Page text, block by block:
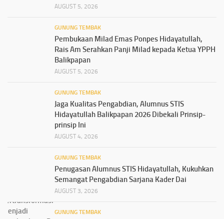
AUGUST 5, 2026
GUNUNG TEMBAK
Pembukaan Milad Emas Ponpes Hidayatullah,
Rais Am Serahkan Panji Milad kepada Ketua YPPH
Balikpapan
AUGUST 5, 2026
GUNUNG TEMBAK
Jaga Kualitas Pengabdian, Alumnus STIS
Hidayatullah Balikpapan 2026 Dibekali Prinsip-
prinsip Ini
AUGUST 4, 2026
GUNUNG TEMBAK
Penugasan Alumnus STIS Hidayatullah, Kukuhkan
Semangat Pengabdian Sarjana Kader Dai
AUGUST 3, 2026
GUNUNG TEMBAK